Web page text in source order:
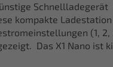
kompakte
(1,
Das X1 Nano ist